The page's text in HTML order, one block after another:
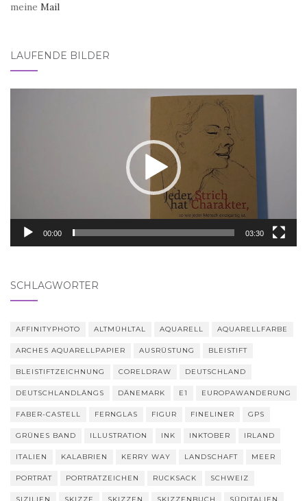
meine Mail
LAUFENDE BILDER
00:00 03:30
SCHLAGWÖRTER
AFFINITYPHOTO ALTMÜHLTAL AQUARELL AQUARELLFARBE
ARCHES AQUARELLPAPIER AUSRÜSTUNG BLEISTIFT
BLEISTIFTZEICHNUNG CORELDRAW DEUTSCHLAND
DEUTSCHLANDLÄNGS DÄNEMARK E1 EUROPAWANDERUNG
FABER-CASTELL FERNGLAS FIGUR FINELINER GPS
GRÜNES BAND ILLUSTRATION INK INKTOBER IRLAND
ITALIEN KALABRIEN KERRY WAY LANDSCHAFT MEER
PORTRÄT PORTRÄTZEICHEN RUCKSACK SCHWEIZ